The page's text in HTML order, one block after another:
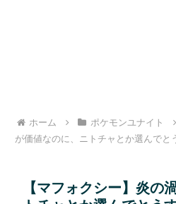
ホーム ポケモンユナイト
が価値なのに、ニトチャとか選んで
【マフォクシー】炎の